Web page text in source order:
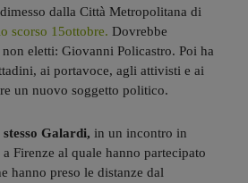
dalla Città Metropolitana di
scorso 15ottobre. Dovrebbe
eletti: Giovanni Policastro. Poi ha
ai portavoce, agli attivisti e ai
un nuovo soggetto politico.
Galardi, in un incontro in
Firenze al quale hanno partecipato
hanno preso le distanze dal